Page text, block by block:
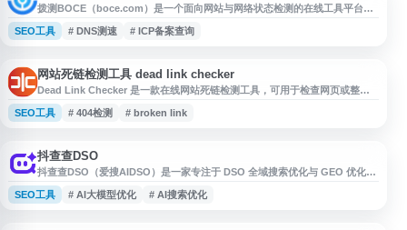
拨测BOCE（boce.com）是一个面向网站与网络状态检测的在线工具平台，
提供网站测速、宽带网速测试、Ping 测速、DNS 测速、IPv6 测试等功能，并
支持 ICP 备案查询和 Whois 信息查询。平台通过国内外多节点检测，帮助用
SEO工具 # DNS测速 # ICP备案查询
网站死链检测工具 dead link checker
Dead Link Checker 是一款在线网站死链检测工具，可用于检查网页或整站
中的无效链接、404 链接和失效 URL。用户输入网站地址后即可扫描站内链
接状态，帮助站长、SEO 从业者和内容维护人员及时发现并修复 broken
SEO工具 # 404检测 # broken link
抖查查DSO
抖查查DSO（爱搜AIDSO）是一家专注于 DSO 全域搜索优化与 GEO 优化的
综合服务平台，围绕抖音、小红书等内容平台及 DeepSeek、豆包等 AI 大模
型搜索场景，提供品牌可见度提升、搜索排名优化、数据监测、培训和代运营
SEO工具 # AI大模型优化 # AI搜索优化